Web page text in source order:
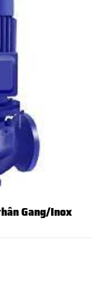
Gang/Inox